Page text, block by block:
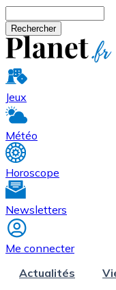
Jeux
Météo
Horoscope
Newsletters
Me connecter
Actualités